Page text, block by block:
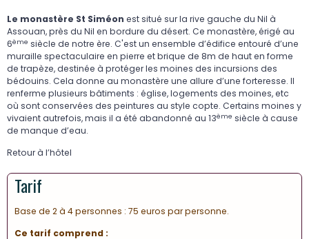
Le monastère St Siméon est situé sur la rive gauche du Nil à
Assouan, près du Nil en bordure du désert. Ce monastère, érigé au
6ème siècle de notre ère. C'est un ensemble d’édifice entouré d’une
muraille spectaculaire en pierre et brique de 8m de haut en forme
de trapèze, destinée à protéger les moines des incursions des
bédouins. Cela donne au monastère une allure d’une forteresse. Il
renferme plusieurs bâtiments : église, logements des moines, etc
où sont conservées des peintures au style copte. Certains moines y
vivaient autrefois, mais il a été abandonné au 13ème siècle à cause
de manque d’eau.
Retour à l’hôtel
Tarif
Base de 2 à 4 personnes : 75 euros par personne.
Ce tarif comprend :